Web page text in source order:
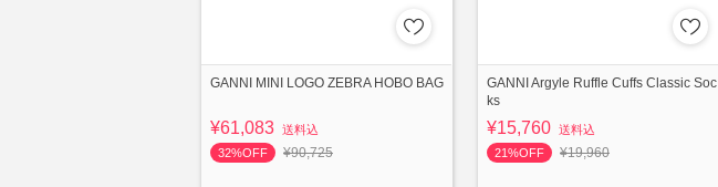
GANNI MINI LOGO ZEBRA HOBO BAG
¥61,083 送料込
32%OFF
¥90,725
GANNI Argyle Ruffle Cuffs Classic Soc
ks
¥15,760 送料込
21%OFF
¥19,960